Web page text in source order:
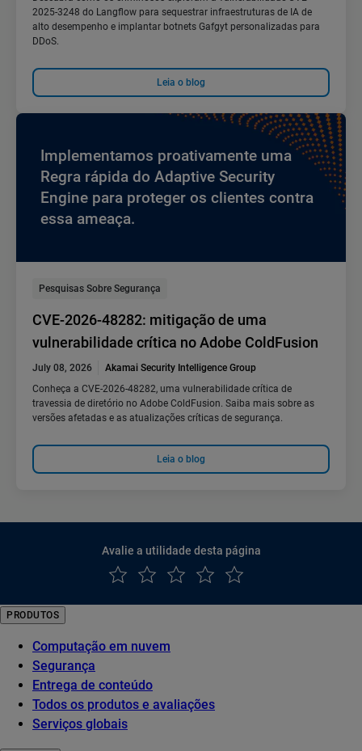
2025-3248 do Langflow para sequestrar infraestruturas de IA de
alto desempenho e implantar botnets Gafgyt personalizadas para
DDoS.
Leia o blog
Implementamos proativamente uma
Regra rápida do Adaptive Security
Engine para proteger os clientes contra
essa ameaça.
Pesquisas Sobre Segurança
CVE-2026-48282: mitigação de uma
vulnerabilidade crítica no Adobe ColdFusion
July 08, 2026
Akamai Security Intelligence Group
Conheça a CVE-2026-48282, uma vulnerabilidade crítica de
travessia de diretório no Adobe ColdFusion. Saiba mais sobre as
versões afetadas e as atualizações críticas de segurança.
Leia o blog
Avalie a utilidade desta página
PRODUTOS
Computação em nuvem
Segurança
Entrega de conteúdo
Todos os produtos e avaliações
Serviços globais